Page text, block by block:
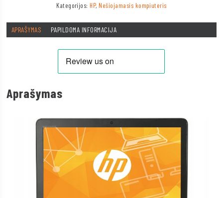
Kategorijos: HP, Nešiojamasis kompiuteris
APRAŠYMAS PAPILDOMA INFORMACIJA
Aprašymas